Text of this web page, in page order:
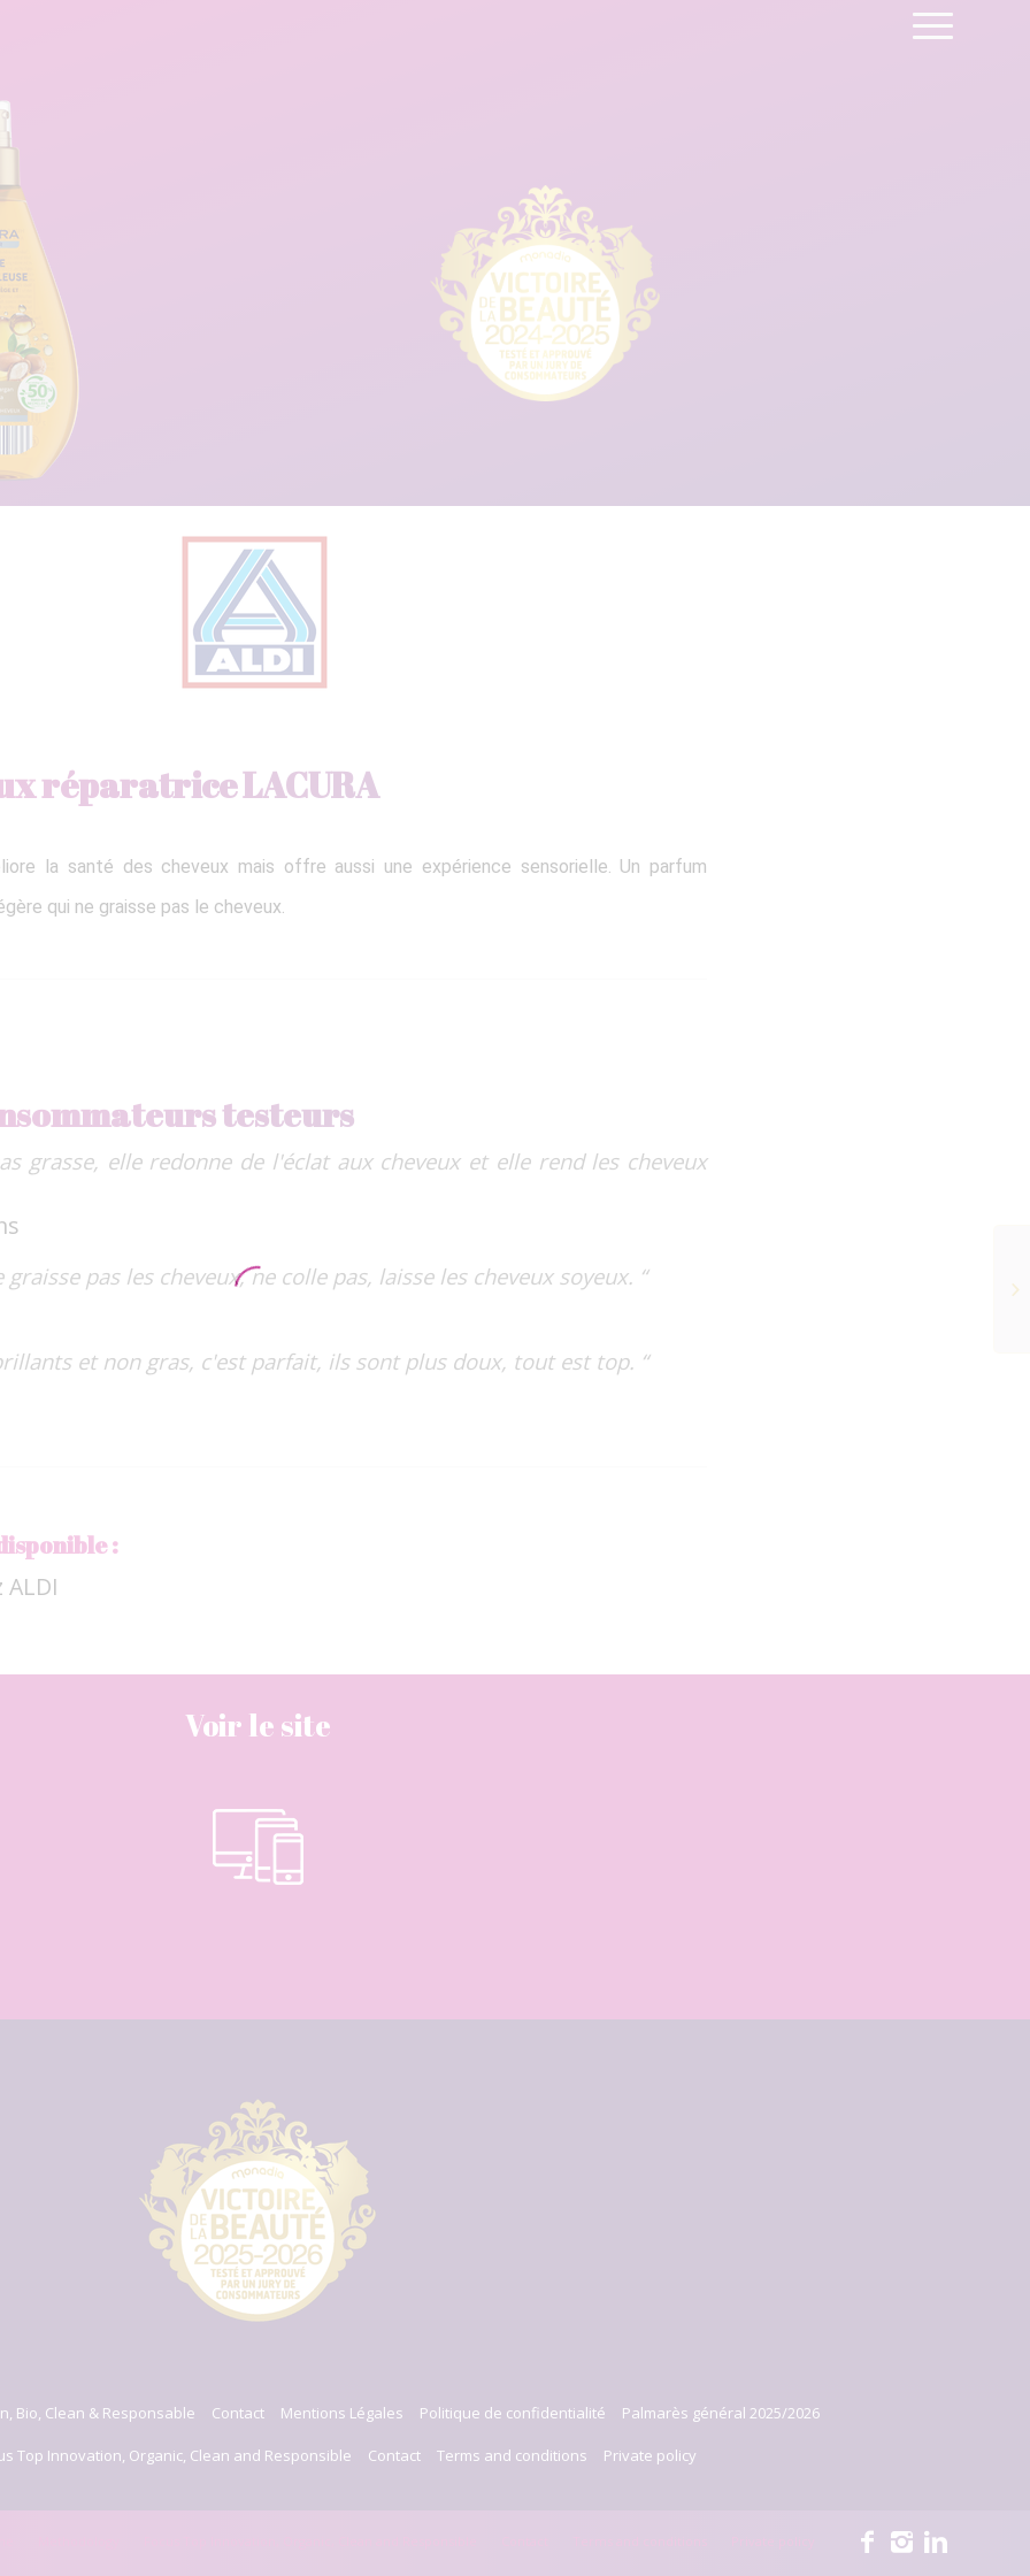
réparatrice LACURA
la santé des cheveux mais offre aussi une expérience sensorielle. Un parfum
qui ne graisse pas le cheveux.
testeurs
grasse, elle redonne de l'éclat aux cheveux et elle rend les cheveux
graisse pas les cheveux, ne colle pas, laisse les cheveux soyeux. “
et non gras, c'est parfait, ils sont plus doux, tout est top. “
:
ALDI
Voir le site
Bio, Clean & Responsable Contact Mentions Légales Politique de confidentialité Palmarès général 2025/2026
Top Innovation, Organic, Clean and Responsible Contact Terms and conditions Private policy